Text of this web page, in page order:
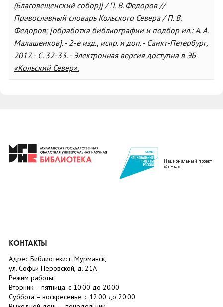
(Благовещенский собор)] / П. В. Федоров //
Православный словарь Кольского Севера / П. В.
Федоров; [обработка библиографии и подбор ил.: А. А.
Малашенков]. - 2-е изд., испр. и доп. - Санкт-Петербург,
2017. - С. 32-33. - Электронная версия доступна в ЭБ
«Кольский Север».
Национальный проект
«Семья»
КОНТАКТЫ
Адрес Библиотеки: г. Мурманск,
ул. Софьи Перовской, д. 21А
Режим работы:
Вторник – пятница: с 10:00 до 20:00
Суббота – воскресенье: c 12:00 до 20:00